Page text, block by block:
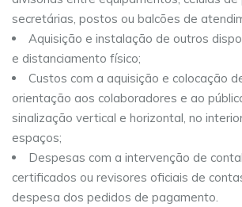
secretárias, postos ou balcões de
Aquisição e instalação de outros
e distanciamento físico;
Custos com a aquisição e colocação
orientação aos colaboradores e ao
sinalização vertical e horizontal, no
espaços;
Despesas com a intervenção de
certificados ou revisores oficiais de
despesa dos pedidos de pagamento.